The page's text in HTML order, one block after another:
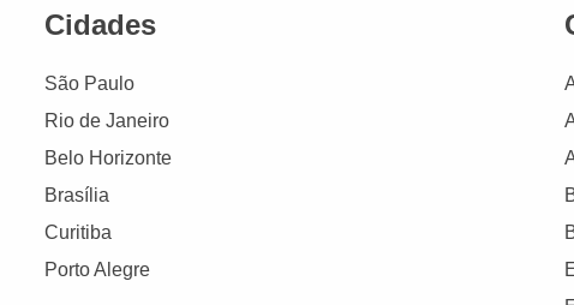
Cidades
São Paulo
Rio de Janeiro
Belo Horizonte
Brasília
Curitiba
Porto Alegre